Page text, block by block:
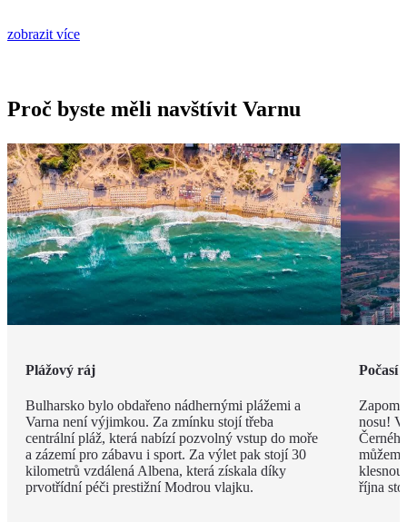
zobrazit více
Proč byste měli navštívit Varnu
Plážový ráj
Bulharsko bylo obdařeno nádhernými plážemi a
Varna není výjimkou. Za zmínku stojí třeba
centrální pláž, která nabízí pozvolný vstup do moře
a zázemí pro zábavu i sport. Za výlet pak stojí 30
kilometrů vzdálená Albena, která získala díky
prvotřídní péči prestižní Modrou vlajku.
Počasí
nosu!
října